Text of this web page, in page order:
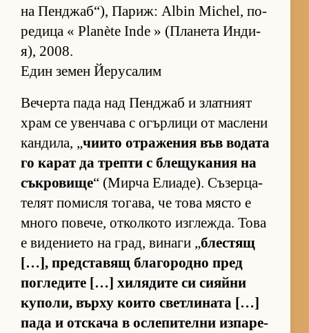
на Пен­джаб­“), Па­риж: Albin Michel, по­
ре­дица « Planète Inde » (Пла­нета Ин­ди­
я), 2008.
Един земен Йерусалим
Ве­черта пада над Пен­джаб и злат­ният
храм се увен­чава с огър­лици от мас­лени
кан­ди­ла, „чи­ито от­ра­же­ния във во­дата
го ка­рат да трепти с бле­щу­ка­ния на
сък­ро­вище“ (Мирча Ели­а­де). Съ­зер­ца­
те­лят по­мисля то­га­ва, че това място е
много по­ве­че, от­кол­кото из­г­леж­да. Това
е ви­де­ни­ето на град, ви­наги „блес­тящ
[…], пред­с­та­вящ бла­го­родно пред
пог­ле­дите […] хи­ля­дите си си­яйни
ку­по­ли, върху ко­ито свет­ли­ната […]
пада и от­с­кача в ос­ле­пи­телни из­па­ре­